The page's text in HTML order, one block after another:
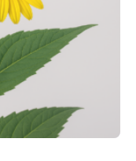
Universität
von Prof. Dr.
und